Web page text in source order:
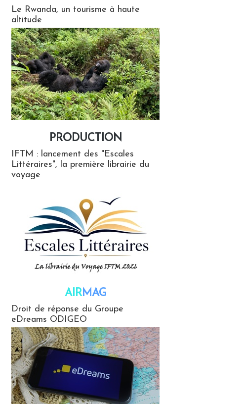
Le Rwanda, un tourisme à haute
altitude
PRODUCTION
IFTM : lancement des "Escales
Littéraires", la première librairie du
voyage
AIRMAG
Droit de réponse du Groupe
eDreams ODIGEO